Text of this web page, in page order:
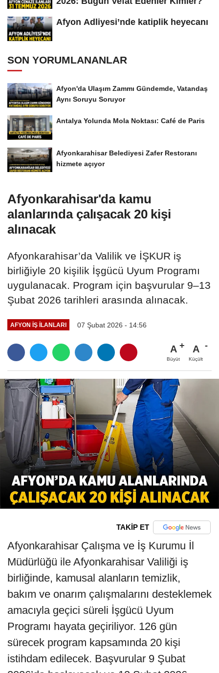
Afyon Adliyesi’nde katiplik heyecanı
SON YORUMLANANLAR
Afyon'da Ulaşım Zammı Gündemde, Vatandaş
Aynı Soruyu Soruyor
Antalya Yolunda Mola Noktası: Café de Paris
Afyonkarahisar Belediyesi Zafer Restoranı
hizmete açıyor
Afyonkarahisar'da kamu
alanlarında çalışacak 20 kişi
alınacak
Afyonkarahisar’da Valilik ve İŞKUR iş
birliğiyle 20 kişilik İşgücü Uyum Programı
uygulanacak. Program için başvurular 9–13
Şubat 2026 tarihleri arasında alınacak.
AFYON İŞ İLANLARI 07 Şubat 2026 - 14:56
A
Büyüt
A
Küçült
TAKİP ET
Afyonkarahisar Çalışma ve İş Kurumu İl
Müdürlüğü ile Afyonkarahisar Valiliği iş
birliğinde, kamusal alanların temizlik,
bakım ve onarım çalışmalarını desteklemek
amacıyla geçici süreli İşgücü Uyum
Programı hayata geçiriliyor. 126 gün
sürecek program kapsamında 20 kişi
istihdam edilecek. Başvurular 9 Şubat